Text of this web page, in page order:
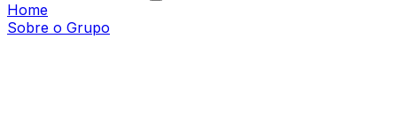
Home
Sobre o Grupo